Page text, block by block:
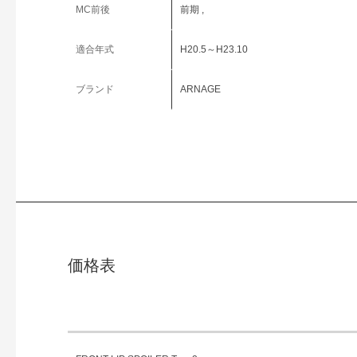
MC前後 前期 ,
適合年式 H20.5～H23.10
ブランド ARNAGE
価格表